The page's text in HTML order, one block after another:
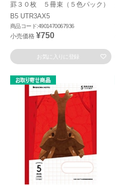
罫３０枚 ５冊束（５色パック）
B5 UTR3AX5
商品コード:4901470067936
小売価格 ¥750
お気に入りに登録